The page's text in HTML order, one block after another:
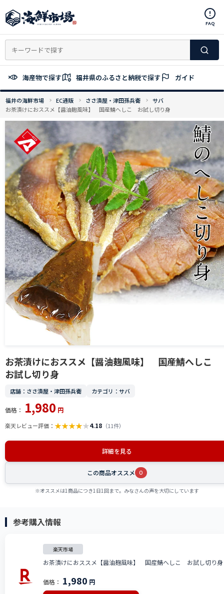
ン
ン
へ
ッ
プ
FAQ
海産物で探す 福井県のふるさと納税で探す ガイド
福井の海鮮市場 EC通販 ささ漬屋・津田孫兵衛
サバ
お茶漬けにおススメ【醤油麹風味】 国産鯖へしこ お試し切り身
お茶漬けにおススメ【醤油麹風味】 国産鯖へしこ
お試し切り身
店舗：ささ漬屋・津田孫兵衛 カテゴリ：サバ
価格： 1,980 円
楽天レビュー評価： ★★★★★4.18 （11件）
詳細を見る
この商品オススメ 0
※オススメは1商品につき1日1回まで。みなさんの声を大切にしています
参考購入情報
楽天市場
お茶漬けにおススメ【醤油麹風味】 国産鯖へしこ お試し切り身
価格： 1,980 円